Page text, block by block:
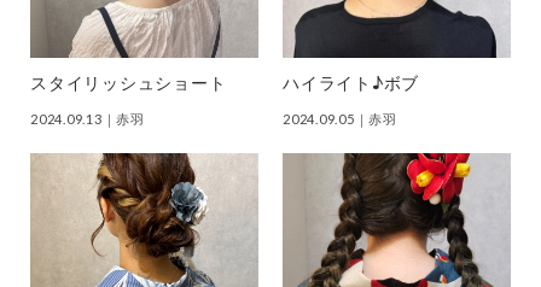
スタイリッシュショート
2024.09.13 ｜赤羽
ハイライト♪ボブ
2024.09.05 ｜赤羽